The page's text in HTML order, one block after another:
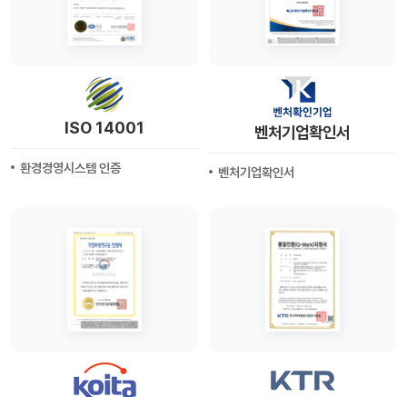
ISO 14001
환경경영시스템 인증
벤처기업확인서
벤처기업확인서